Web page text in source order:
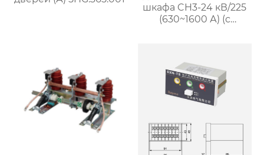
шкафа CH3-24 кВ/225
(630~1600 А) (с